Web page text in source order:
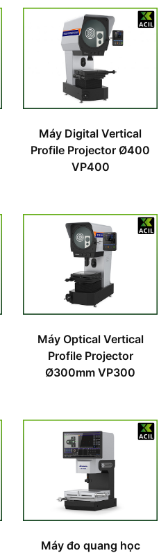
Máy Digital Vertical
Profile Projector Ø400
VP400
Máy Optical Vertical
Profile Projector
Ø300mm VP300
Máy đo quang học